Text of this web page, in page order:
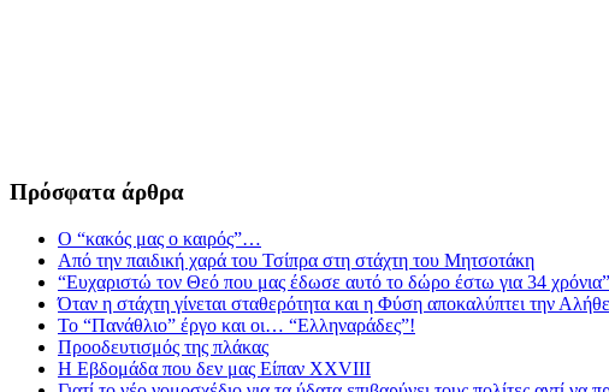
Πρόσφατα άρθρα
Ο “κακός μας ο καιρός”…
Από την παιδική χαρά του Τσίπρα στη στάχτη του Μητσοτάκη
“Ευχαριστώ τον Θεό που μας έδωσε αυτό το δώρο έστω για 34 χρόνια”
Όταν η στάχτη γίνεται σταθερότητα και η Φύση αποκαλύπτει την
Το “Πανάθλιο” έργο και οι… “Ελληναράδες”!
Προοδευτισμός της πλάκας
Η Εβδομάδα που δεν μας Είπαν XXVIII